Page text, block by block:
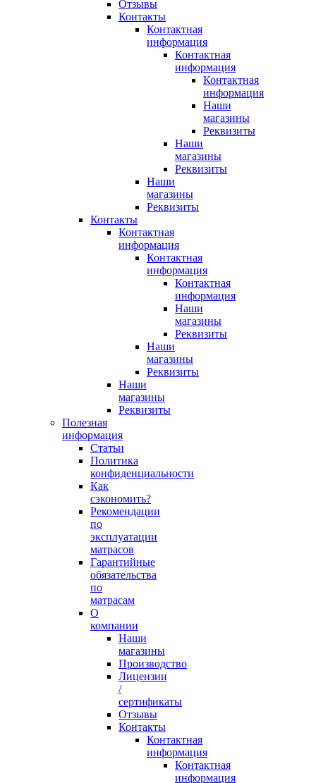
Отзывы
Контакты
Контактная
информация
Контактная
информация
Контактная
информация
Наши
магазины
Реквизиты
Наши
магазины
Реквизиты
Наши
магазины
Реквизиты
Контакты
Контактная
информация
Контактная
информация
Контактная
информация
Наши
магазины
Реквизиты
Наши
магазины
Реквизиты
Наши
магазины
Реквизиты
Полезная
информация
Статьи
Политика
конфиденциальности
Как
сэкономить?
Рекомендации
по
эксплуатации
матрасов
Гарантийные
обязательства
по
матрасам
О
компании
Наши
магазины
Производство
Лицензии
/
сертификаты
Отзывы
Контакты
Контактная
информация
Контактная
информация